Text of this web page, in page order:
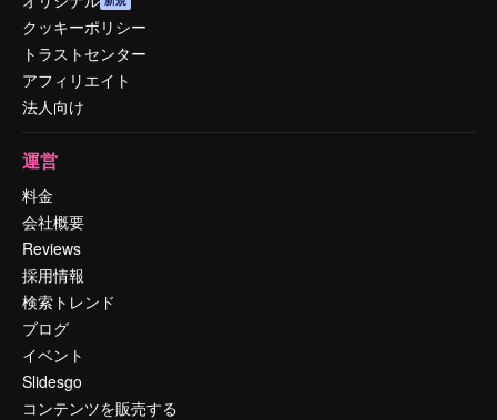
クッキーポリシー
トラストセンター
アフィリエイト
法人向け
運営
料金
会社概要
Reviews
採用情報
検索トレンド
ブログ
イベント
Slidesgo
コンテンツを販売する